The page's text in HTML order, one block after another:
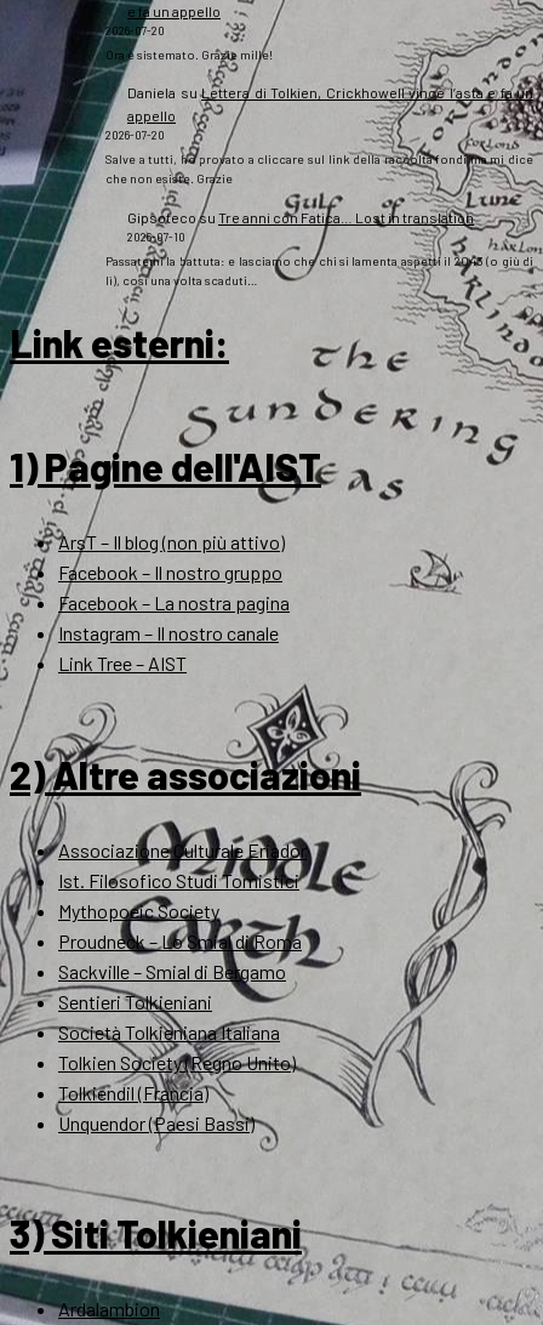
e fa un appello
2026-07-20
Ora è sistemato. Grazie mille!
Daniela suLettera di Tolkien, Crickhowell vince l’asta e fa un
appello
2026-07-20
Salve a tutti, ho provato a cliccare sul link della raccolta fondi ma mi dice
che non esiste. Grazie
Gipsotecosu Tre anni con Fatica… Lost in translation
2026-07-10
Passatemi la battuta: e lasciamo che chi si lamenta aspetti il 2043 (o giù di
lì), così una volta scaduti…
Link esterni:
1) Pagine dell'AIST
ArsT – Il blog (non più attivo)
Facebook – Il nostro gruppo
Facebook – La nostra pagina
Instagram – Il nostro canale
Link Tree – AIST
2) Altre associazioni
Associazione Culturale Eriador
Ist. Filosofico Studi Tomistici
Mythopoeic Society
Proudneck – Lo Smial di Roma
Sackville – Smial di Bergamo
Sentieri Tolkieniani
Società Tolkieniana Italiana
Tolkien Society (Regno Unito)
Tolkiendil (Francia)
Unquendor (Paesi Bassi)
3) Siti Tolkieniani
Ardalambion